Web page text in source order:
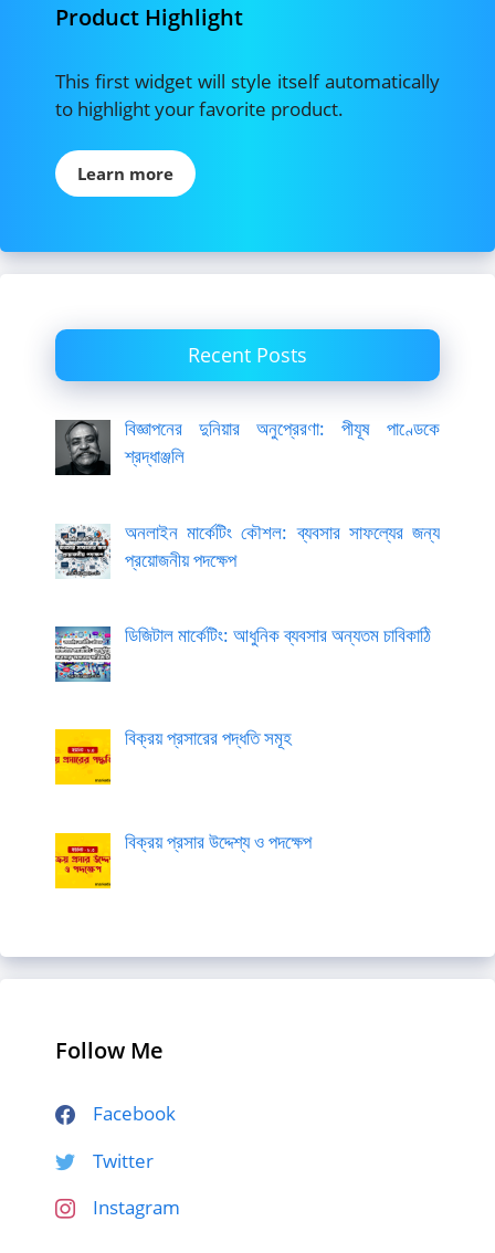
Product Highlight
This first widget will style itself automatically
to highlight your favorite product.
Learn more
Recent Posts
বিজ্ঞাপনের দুনিয়ার অনুপ্রেরণা: পীযূষ পাণ্ডেকে
শ্রদ্ধাঞ্জলি
অনলাইন মার্কেটিং কৌশল: ব্যবসার সাফল্যের জন্য
প্রয়োজনীয় পদক্ষেপ
ডিজিটাল মার্কেটিং: আধুনিক ব্যবসার অন্যতম চাবিকাঠি
বিক্রয় প্রসারের পদ্ধতি সমূহ
বিক্রয় প্রসার উদ্দেশ্য ও পদক্ষেপ
Follow Me
Facebook
Twitter
Instagram